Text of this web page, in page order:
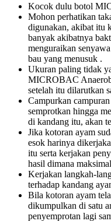
Kocok dulu botol
Mohon perhatikan
digunakan, akibat itu
banyak akibatnya
menguraikan
bau yang menusuk .
Ukuran paling tidak
MICROBAC
setelah itu dilarutkan
Campurkan
semprotkan hingga
di kandang itu, akan
Jika kotoran ayam
esok harinya
itu serta kerjakan
hasil dimana
Kerjakan langkah-
terhadap kandang
Bila kotoran ayam
dikumpulkan di satu
penyemprotan lagi